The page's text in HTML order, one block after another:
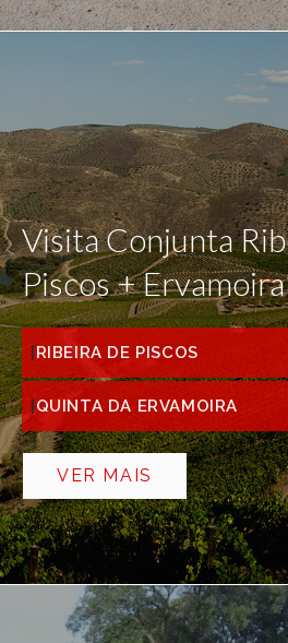
Visita Conjunta
Piscos + Ervamoira
RIBEIRA DE PISCOS
QUINTA DA ERVAMOIRA
VER MAIS